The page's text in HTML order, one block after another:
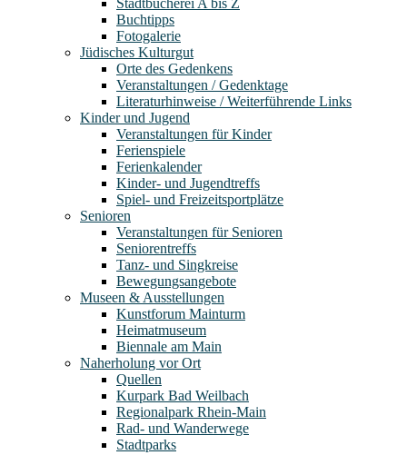
Stadtbücherei A bis Z
Buchtipps
Fotogalerie
Jüdisches Kulturgut
Orte des Gedenkens
Veranstaltungen / Gedenktage
Literaturhinweise / Weiterführende Links
Kinder und Jugend
Veranstaltungen für Kinder
Ferienspiele
Ferienkalender
Kinder- und Jugendtreffs
Spiel- und Freizeitsportplätze
Senioren
Veranstaltungen für Senioren
Seniorentreffs
Tanz- und Singkreise
Bewegungsangebote
Museen & Ausstellungen
Kunstforum Mainturm
Heimatmuseum
Biennale am Main
Naherholung vor Ort
Quellen
Kurpark Bad Weilbach
Regionalpark Rhein-Main
Rad- und Wanderwege
Stadtparks